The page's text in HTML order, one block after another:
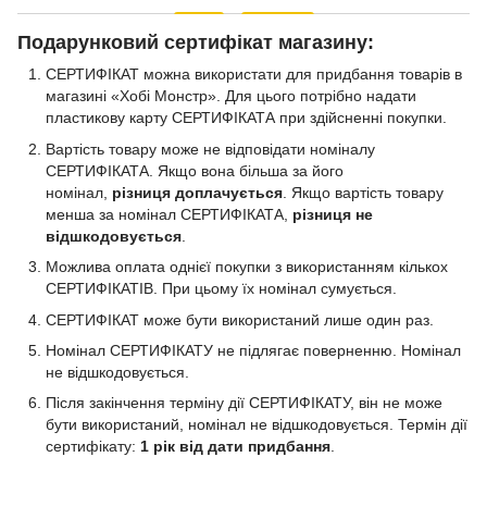
Подарунковий сертифікат магазину:
СЕРТИФІКАТ можна використати для придбання товарів в
магазині «Хобі Монстр». Для цього потрібно надати
пластикову карту СЕРТИФІКАТА при здійсненні покупки.
Вартість товару може не відповідати номіналу
СЕРТИФІКАТА. Якщо вона більша за його
номінал, різниця доплачується . Якщо вартість товару
менша за номінал СЕРТИФІКАТА, різниця не
відшкодовується
Можлива оплата однієї покупки з використанням кількох
СЕРТИФІКАТІВ. При цьому їх номінал сумується.
СЕРТИФІКАТ може бути використаний лише один раз.
Номінал СЕРТИФІКАТУ не підлягає поверненню. Номінал
не відшкодовується.
Після закінчення терміну дії СЕРТИФІКАТУ, він не може
бути використаний, номінал не відшкодовується. Термін дії
сертифікату: 1 рік від дати придбання.